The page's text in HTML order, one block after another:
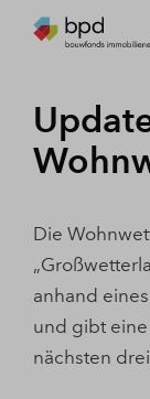
Die
anhand
und gibt
nächsten